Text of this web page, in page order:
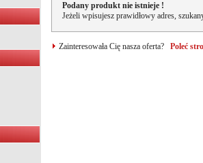
Podany produkt nie istnieje !
Jeżeli wpisujesz prawidłowy adres,
Zainteresowała Cię nasza oferta? Poleć